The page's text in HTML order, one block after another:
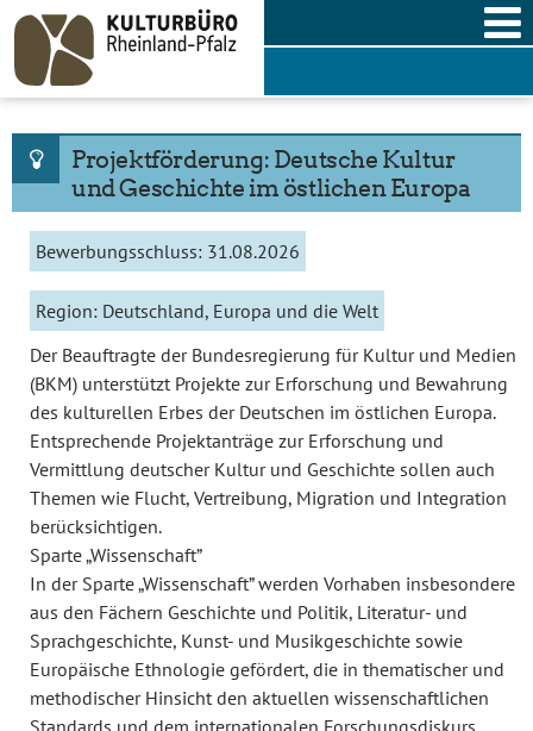
Skip
content
Projektförderung: Deutsche Kultur
und Geschichte im östlichen Europa
Bewerbungsschluss: 31.08.2026
Region: Deutschland, Europa und die Welt
Der Beauftragte der Bundesregierung für Kultur und Medien
(BKM) unterstützt Projekte zur Erforschung und Bewahrung
des kulturellen Erbes der Deutschen im östlichen Europa.
Entsprechende Projektanträge zur Erforschung und
Vermittlung deutscher Kultur und Geschichte sollen auch
Themen wie Flucht, Vertreibung, Migration und Integration
berücksichtigen.
Sparte „Wissenschaft”
In der Sparte „Wissenschaft” werden Vorhaben insbesondere
aus den Fächern Geschichte und Politik, Literatur- und
Sprachgeschichte, Kunst- und Musikgeschichte sowie
Europäische Ethnologie gefördert, die in thematischer und
methodischer Hinsicht den aktuellen wissenschaftlichen
Standards und dem internationalen Forschungsdiskurs